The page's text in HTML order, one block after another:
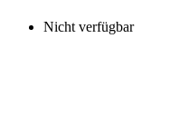
Nicht verfügbar